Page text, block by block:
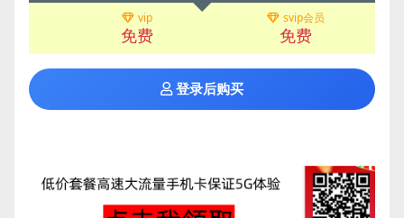
vip
免费
svip会员
免费
登录后购买